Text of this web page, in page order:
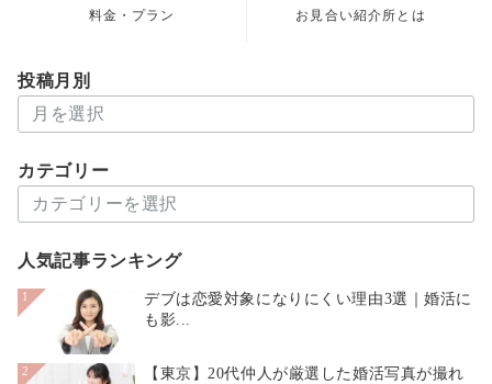
料金・プラン お見合い紹介所とは
投稿月別
稿
別
カテゴリー
テ
リ
ー
人気記事ランキング
1
デブは恋愛対象になりにくい理由3選｜婚活に
も影...
2
【東京】20代仲人が厳選した婚活写真が撮れ